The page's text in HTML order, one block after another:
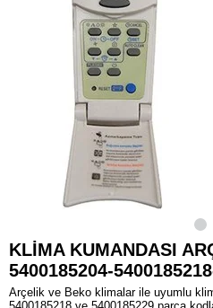
KLİMA KUMANDASI
5400185204-
Arçelik ve Beko klimalar ile uyumlu